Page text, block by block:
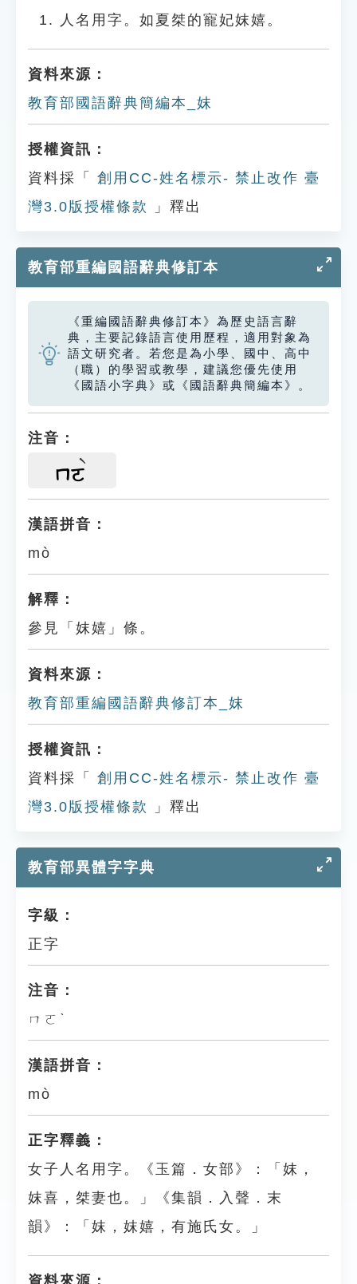
人名用字。如夏桀的寵妃妺嬉。
資料來源：
教育部國語辭典簡編本_妺
授權資訊：
資料採「
創用CC-姓名標示- 禁止改作 臺
灣3.0版授權條款
」釋出
教育部重編國語辭典修訂本
《重編國語辭典修訂本》為歷史語言辭
典，主要記錄語言使用歷程，適用對象為
語文研究者。若您是為小學、國中、高中
（職）的學習或教學，建議您優先使用
《國語小字典》或《國語辭典簡編本》。
注音：
ㄇㄛ
漢語拼音：
mò
解釋：
參見「妺嬉」條。
資料來源：
教育部重編國語辭典修訂本_妺
授權資訊：
資料採「
創用CC-姓名標示- 禁止改作 臺
灣3.0版授權條款
」釋出
教育部異體字字典
字級：
正字
注音：
ㄇㄛˋ
漢語拼音：
mò
正字釋義：
女子人名用字。《玉篇．女部》：「妺，
妺喜，桀妻也。」《集韻．入聲．末
韻》：「妺，妺嬉，有施氏女。」
資料來源：